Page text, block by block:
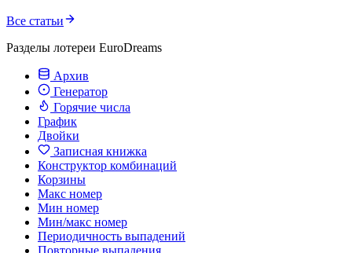
Все статьи
Разделы лотереи EuroDreams
Архив
Генератор
Горячие числа
График
Двойки
Записная книжка
Конструктор комбинаций
Корзины
Макс номер
Мин номер
Мин/макс номер
Периодичность выпадений
Повторные выпадения